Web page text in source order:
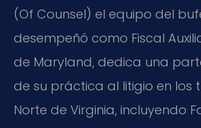
(Of Counsel) el equipo del
desempeñó como Fiscal
de Maryland, dedica una
de su práctica al litigio en los
Norte de Virginia, incluyendo